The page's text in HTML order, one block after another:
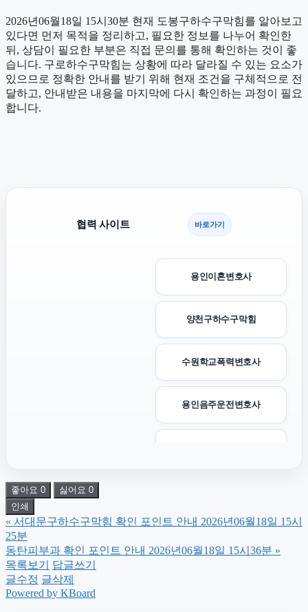
2026년06월18일 15시30분 현재 도봉구하수구막힘를 알아보고
있다면 먼저 목적을 정리하고, 필요한 정보를 나누어 확인한
뒤, 상담이 필요한 부분은 직접 문의를 통해 확인하는 것이 좋
습니다. 구로하수구막힘는 상황에 따라 달라질 수 있는 요소가
있으므로 정확한 안내를 받기 위해 현재 조건을 구체적으로 전
달하고, 안내받은 내용을 마지막에 다시 확인하는 과정이 필요
합니다.
협력 사이트 바로가기
용인이혼변호사
양천구하수구막힘
수원학교폭력변호사
용인음주운전변호사
좋아요 0 싫어요 0
인쇄
« 서대문구하수구막힘 확인 포인트 안내 2026년06월18일 15시
25분
동탄피부과 확인 포인트 안내 2026년06월18일 15시36분 »
목록보기
답글쓰기
글수정 글삭제
Powered by KBoard